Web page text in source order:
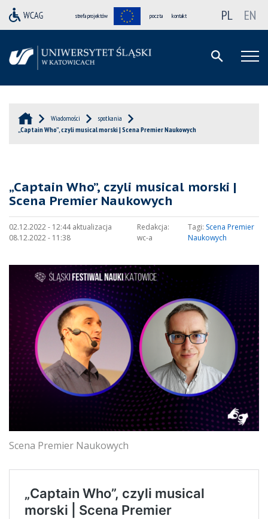
strefa projektów poczta kontakt PL EN
Wiadomości
spotkania
„Captain Who”, czyli musical morski | Scena Premier Naukowych
„Captain Who”, czyli musical morski |
Scena Premier Naukowych
02.12.2022 - 12:44 aktualizacja
08.12.2022 - 11:38
Redakcja:
wc-a
Tagi: Scena Premier
Naukowych
Scena Premier Naukowych